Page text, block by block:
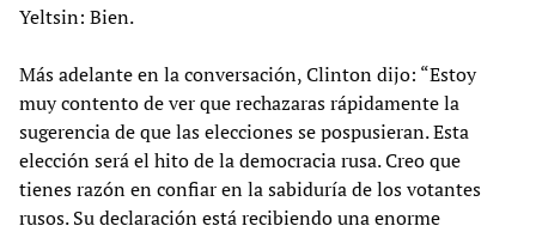
Yeltsin: Bien.
Más adelante en la conversación, Clinton dijo: “Estoy
muy contento de ver que rechazaras rápidamente la
sugerencia de que las elecciones se pospusieran. Esta
elección será el hito de la democracia rusa. Creo que
tienes razón en confiar en la sabiduría de los votantes
rusos. Su declaración está recibiendo una enorme